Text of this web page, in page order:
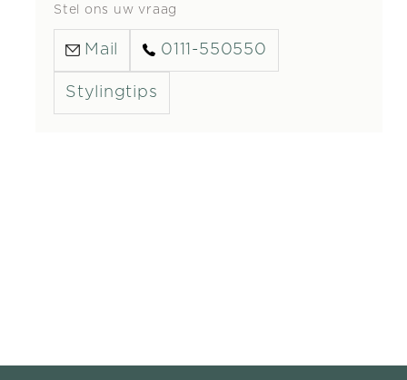
Stel ons uw vraag
Mail 0111-550550
Stylingtips